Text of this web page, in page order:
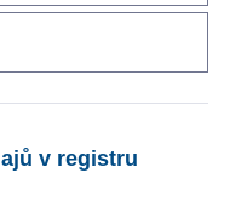
v registru